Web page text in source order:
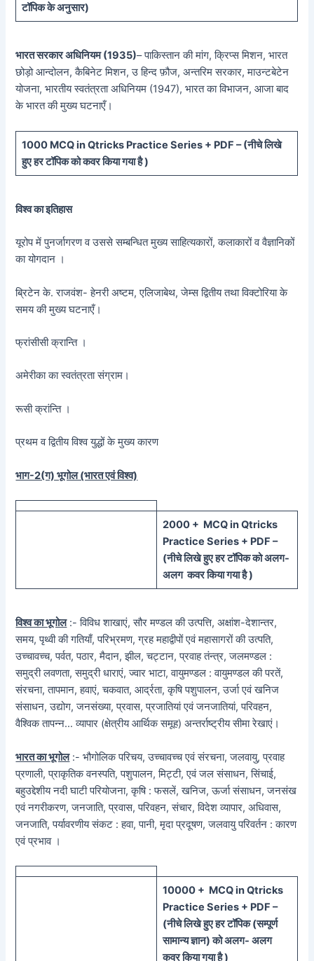
टॉपिक के अनुसार)
भारत सरकार अधिनियम (1935)– पाकिस्तान की मांग, क्रिप्स मिशन, भारत
छोड़ो आन्दोलन, कैबिनेट मिशन, उ हिन्द फ़ौज, अन्तरिम सरकार, माउन्टबेटेन
योजना, भारतीय स्वतंत्रता अधिनियम (1947), भारत का विभाजन, आजा बाद
के भारत की मुख्य घटनाएँ।
1000 MCQ in Qtricks Practice Series + PDF – (नीचेलिखे
हुएहर टॉपिक को कवर किया गया है )
विश्व का इतिहास
यूरोप में पुनर्जागरण व उससे सम्बन्धित मुख्य साहित्यकारों, कलाकारों व वैज्ञानिकों
का योगदान ।
ब्रिटेन के. राजवंश- हेनरी अष्टम, एलिजाबेथ, जेम्स द्वितीय तथा विक्टोरिया के
समय की मुख्य घटनाएँ।
फ्रांसीसी क्रान्ति ।
अमेरीका का स्वतंत्रता संग्राम।
रूसी क्रांन्ति ।
प्रथम व द्वितीय विश्व युद्धों के मुख्य कारण
भाग-2(ग) भूगोल (भारत एवं विश्व)
2000 + MCQ in Qtricks
Practice Series + PDF –
(नीचेलिखे हुएहर टॉपिक कोअलग-
अलग कवर किया गया है )
विश्व का भूगोल:- विविध शाखाएं, सौर मण्डल की उत्पत्ति, अक्षांश-देशान्तर,
समय, पृथ्वी की गतियाँ, परिभ्रमण, ग्रह महाद्वीपों एवं महासागरों की उत्पति,
उच्चावच्च, पर्वत, पठार, मैदान, झील, चट्टान, प्रवाह तंन्त्र, जलमण्डल :
समुद्री लवणता, समुद्री धाराएं, ज्वार भाटा, वायुमण्डल : वायुमण्डल की परतें,
संरचना, तापमान, हवाएं, चकवात, आर्द्रता, कृषि पशुपालन, उर्जा एवं खनिज
संसाधन, उद्योग, जनसंख्या, प्रवास, प्रजातियां एवं जनजातियां, परिवहन,
वैश्विक तापन्न… व्यापार (क्षेत्रीय आर्थिक समूह) अन्तर्राष्ट्रीय सीमा रेखाएं।
भारत का भूगोल:- भौगोलिक परिचय, उच्चावच्च एवं संरचना, जलवायु, प्रवाह
प्रणाली, प्राकृतिक वनस्पति, पशुपालन, मिट्टी, एवं जल संसाधन, सिंचाई,
बहुउद्देशीय नदी घाटी परियोजना, कृषि : फसलें, खनिज, ऊर्जा संसाधन, जनसंख
एवं नगरीकरण, जनजाति, प्रवास, परिवहन, संचार, विदेश व्यापार, अधिवास,
जनजाति, पर्यावरणीय संकट : हवा, पानी, मृदा प्रदूषण, जलवायु परिवर्तन : कारण
एवं प्रभाव ।
10000 + MCQ in Qtricks
Practice Series + PDF –
(नीचेलिखे हुएहर टॉपिक(सम्पूर्ण
सामान्य ज्ञान) कोअलग- अलग
कवर किया गया है )